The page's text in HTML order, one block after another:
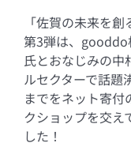
「佐賀の未来を
第3弾は、gooddo
氏とおなじみの中
ルセクターで話
までをネット寄
クショップを交え
した！